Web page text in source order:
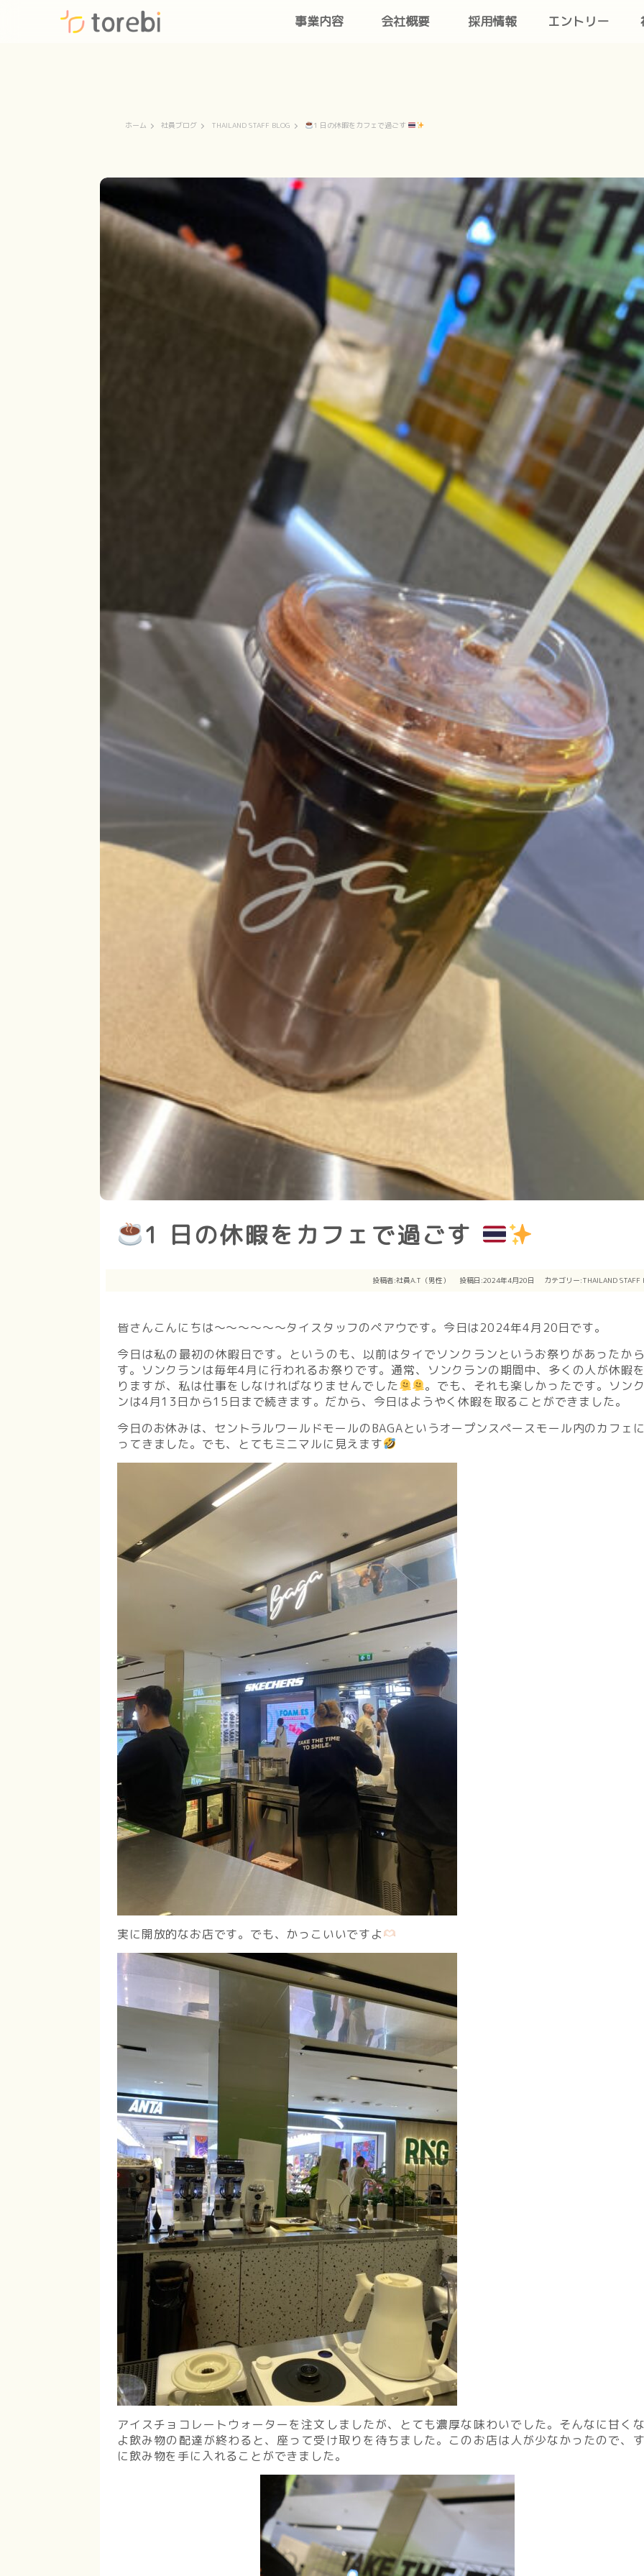
事業内容 会社概要 採用情報 エントリー
ホーム 社員ブログ THAILAND STAFF BLOG 1 日の休暇をカフェで過ごす
1 日の休暇をカフェで過ごす
投稿者:社員A.T（男性） 投稿日:2024年4月20日 カテゴリー:THAILAND STAFF
皆さんこんにちは～～～～～～タイスタッフのペアウです。今日は2024年4月20日です。
今日は私の最初の休暇日です。というのも、以前はタイでソンクランというお祭りがあったか
す。ソンクランは毎年4月に行われるお祭りです。通常、ソンクランの期間中、多くの人が休暇
りますが、私は仕事をしなければなりませんでした
。でも、それも楽しかったです。ソン
ンは4月13日から15日まで続きます。だから、今日はようやく休暇を取ることができました。
今日のお休みは、セントラルワールドモールのBAGAというオープンスペースモール内のカフェ
ってきました。でも、とてもミニマルに見えます
実に開放的なお店です。でも、かっこいいですよ
アイスチョコレートウォーターを注文しましたが、とても濃厚な味わいでした。そんなに甘く
よ飲み物の配達が終わると、座って受け取りを待ちました。このお店は人が少なかったので、
に飲み物を手に入れることができました。